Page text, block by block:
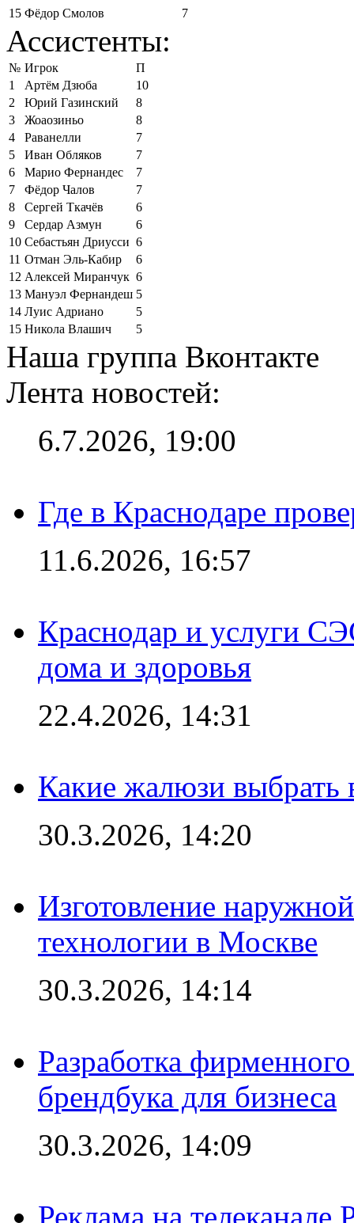
15 Фёдор Смолов 7
Ассистенты:
№ Игрок
П
1
Артём Дзюба
10
2
Юрий Газинский
8
3
Жоаозиньо
8
4
Раванелли
7
5
Иван Обляков
7
6
Марио Фернандес
7
7
Фёдор Чалов
7
8
Сергей Ткачёв
6
9
Сердар Азмун
6
10 Себастьян Дриусси 6
11 Отман Эль-Кабир
6
12 Алексей Миранчук 6
13 Мануэл Фернандеш 5
14 Луис Адриано
5
15 Никола Влашич 5
Наша группа Вконтакте
Лента новостей:
6.7.2026, 19:00
Где в Краснодаре
11.6.2026, 16:57
Краснодар и услуги
дома и здоровья
22.4.2026, 14:31
Какие жалюзи выбрать
30.3.2026, 14:20
Изготовление
технологии в Москве
30.3.2026, 14:14
Разработка
брендбука для бизнеса
30.3.2026, 14:09
Реклама на